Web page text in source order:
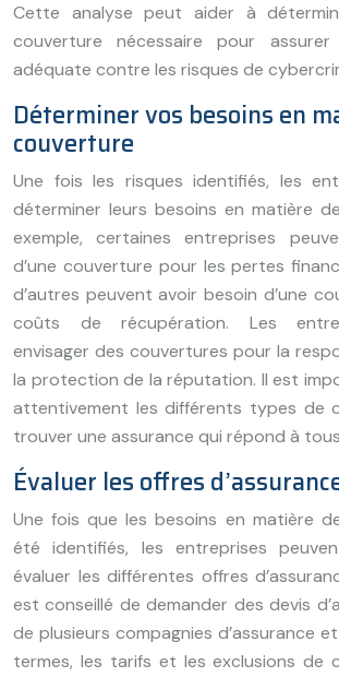
Cette analyse peut aider à
couverture nécessaire pour
adéquate contre les risques de
Déterminer vos besoins en
couverture
Une fois les risques identifiés, les
déterminer leurs besoins en matière
exemple, certaines entreprises
d’une couverture pour les pertes
d’autres peuvent avoir besoin d’une
coûts de récupération. Les
envisager des couvertures pour la
la protection de la réputation. Il est
attentivement les différents types de
trouver une assurance qui répond à
Évaluer les offres
Une fois que les besoins en matière
été identifiés, les entreprises
évaluer les différentes offres
est conseillé de demander des devis
de plusieurs compagnies d’assurance
termes, les tarifs et les exclusions de